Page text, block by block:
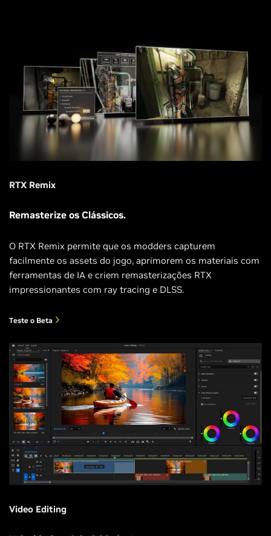
RTX Remix
Remasterize os Clássicos.
O RTX Remix permite que os modders capturem
facilmente os assets do jogo, aprimorem os materiais com
ferramentas de IA e criem remasterizações RTX
impressionantes com ray tracing e DLSS.
Teste o Beta
Video Editing